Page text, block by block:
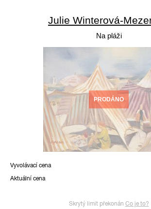
Julie Winterová-
Na pláži
PRODÁNO
Vyvolávací cena
Aktuální cena
Skrytý limit překonán Co je to?